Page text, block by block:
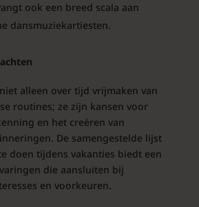
ook een breed scala aan
dansmuziekartiesten.
alleen over tijd vrijmaken van
routines; ze zijn kansen voor
en het creëren van
De samengestelde lijst
doen tijdens vakanties biedt een
die aansluiten bij
en voorkeuren.